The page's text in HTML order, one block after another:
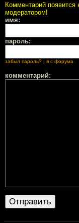
Комментарий появится
модератором!
имя:
пароль:
забыл пароль? | я с форума
комментарий: